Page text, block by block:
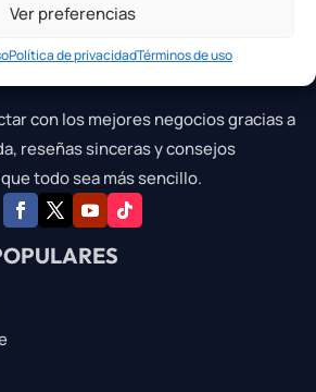
Ver preferencias
Política de privacidadTérminos de uso
confiar para descubrir negocios
especializados y los favoritos
con los mejores negocios gracias a
reseñas sinceras y consejos
todo sea más sencillo.